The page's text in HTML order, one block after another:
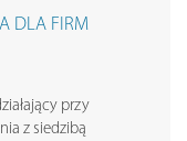
DLA FIRM
przy
z siedzibą